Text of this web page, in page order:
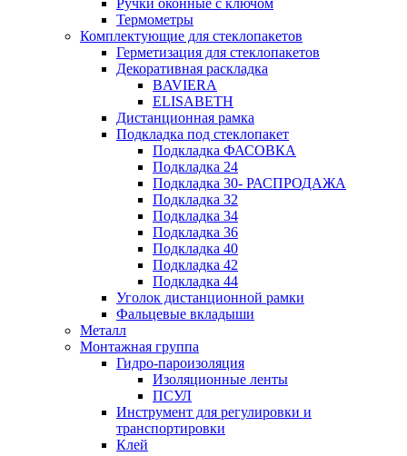
Термометры
Комплектующие для стеклопакетов
Герметизация для стеклопакетов
Декоративная раскладка
BAVIERA
ELISABETH
Дистанционная рамка
Подкладка под стеклопакет
Подкладка ФАСОВКА
Подкладка 24
Подкладка 30- РАСПРОДАЖА
Подкладка 32
Подкладка 34
Подкладка 36
Подкладка 40
Подкладка 42
Подкладка 44
Уголок дистанционной рамки
Фальцевые вкладыши
Металл
Монтажная группа
Гидро-пароизоляция
Изоляционные ленты
ПСУЛ
Инструмент для регулировки и
транспортировки
Клей